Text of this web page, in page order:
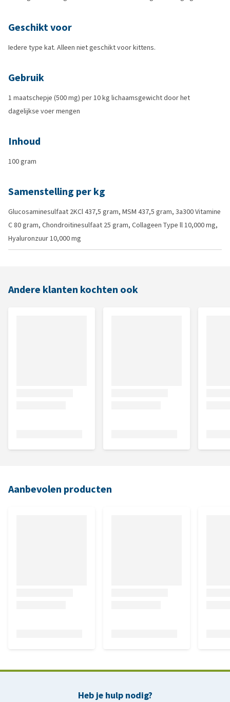
Geschikt voor
Iedere type kat. Alleen niet geschikt voor kittens.
Gebruik
1 maatschepje (500 mg) per 10 kg lichaamsgewicht door het
dagelijkse voer mengen
Inhoud
100 gram
Samenstelling per kg
Glucosaminesulfaat 2KCl 437,5 gram, MSM 437,5 gram, 3a300 Vitamine
C 80 gram, Chondroitinesulfaat 25 gram, Collageen Type ll 10,000 mg,
Hyaluronzuur 10,000 mg
Andere klanten kochten ook
Aanbevolen producten
Heb je hulp nodig?